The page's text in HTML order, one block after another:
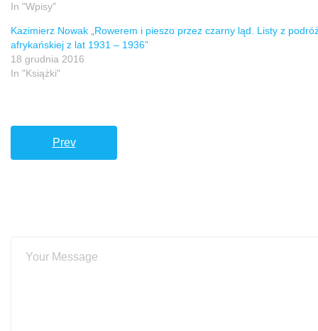
In "Wpisy"
Kazimierz Nowak „Rowerem i pieszo przez czarny ląd. Listy z
afrykańskiej z lat 1931 – 1936”
18 grudnia 2016
In "Książki"
Prev